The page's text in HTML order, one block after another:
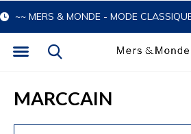
~~ MERS & MONDE - MODE CLASSIQUE,
MARCCAIN